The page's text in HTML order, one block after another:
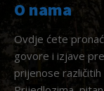
O nama
Ovdje ćete
govore i izjave
prijenose